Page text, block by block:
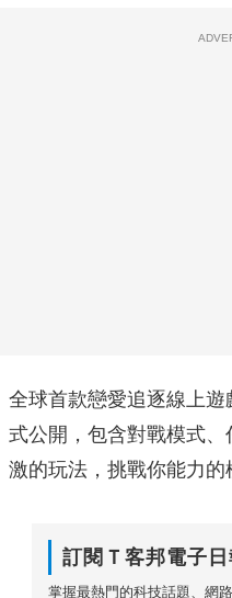
全球首款戀愛追逐線上
式公開，包含對戰模式
激的玩法，挑戰你能力的
訂閱Ｔ客邦電子日
掌握最熱門的科技話題、網